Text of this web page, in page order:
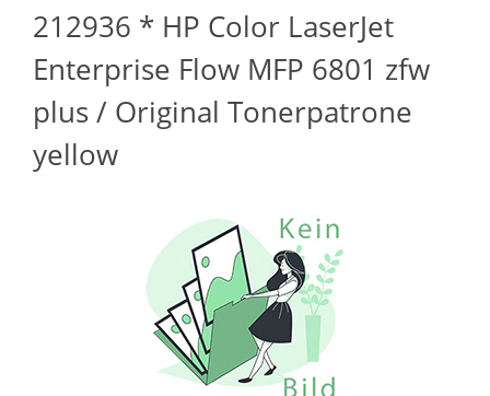
212936 * HP Color LaserJet
Enterprise Flow MFP 6801 zfw
plus / Original Tonerpatrone
yellow